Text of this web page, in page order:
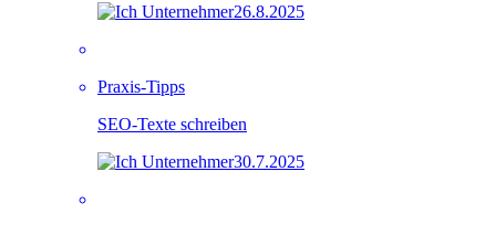
26.8.2025
Praxis-Tipps
SEO-Texte schreiben
30.7.2025